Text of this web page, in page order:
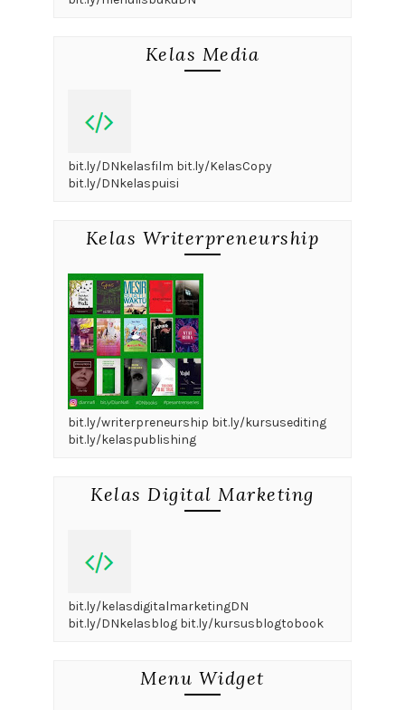
Kelas Media
bit.ly/DNkelasfilm bit.ly/KelasCopy
bit.ly/DNkelaspuisi
Kelas Writerpreneurship
bit.ly/writerpreneurship bit.ly/kursusediting
bit.ly/kelaspublishing
Kelas Digital Marketing
bit.ly/kelasdigitalmarketingDN
bit.ly/DNkelasblog bit.ly/kursusblogtobook
Menu Widget